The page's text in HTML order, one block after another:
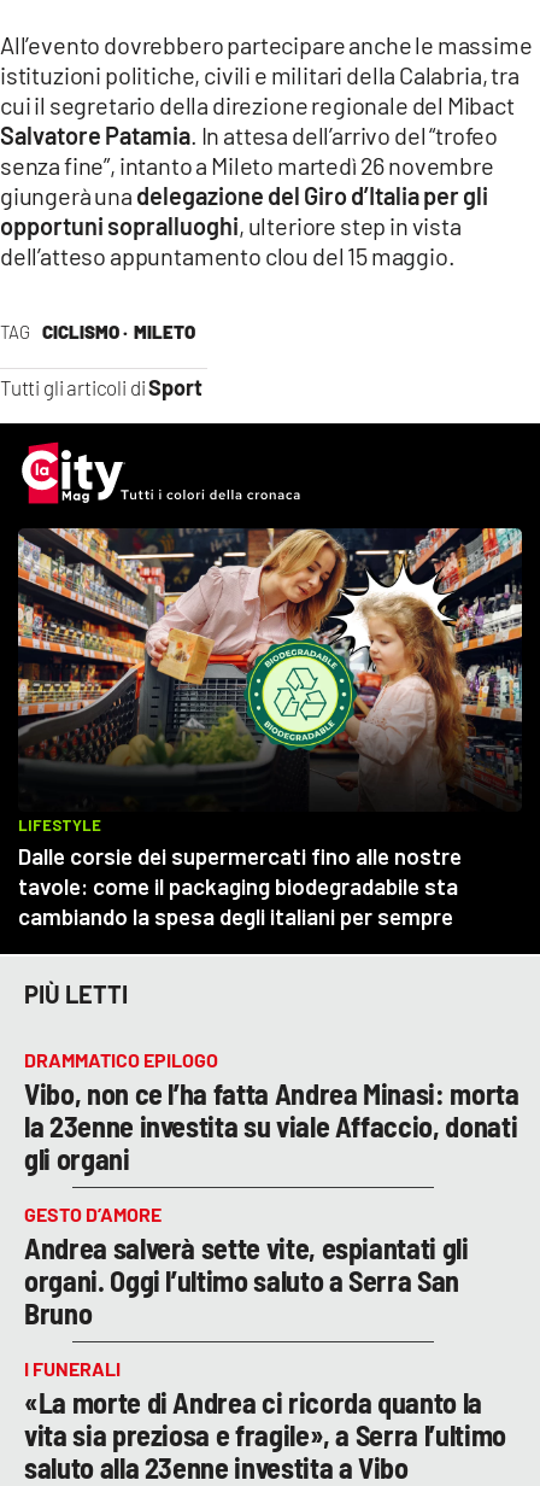
TAG CICLISMO · MILETO
Tutti gli articoli diSport
All’evento dovrebbero partecipare anche le massime
istituzioni politiche, civili e militari della Calabria, tra
cui il segretario della direzione regionale del Mibact
Salvatore Patamia . In attesa dell’arrivo del “trofeo
senza fine”, intanto a Mileto martedì 26 novembre
giungerà una delegazione del Giro d’Italia per gli
opportuni sopralluoghi, ulteriore step in vista
dell’atteso appuntamento clou del 15 maggio.
PIÙ LETTI
DRAMMATICO EPILOGO
Vibo, non ce l’ha fatta Andrea Minasi: morta
la 23enne investita su viale Affaccio, donati
gli organi
GESTO D’AMORE
Andrea salverà sette vite, espiantati gli
organi. Oggi l’ultimo saluto a Serra San
Bruno
I FUNERALI
«La morte di Andrea ci ricorda quanto la
vita sia preziosa e fragile», a Serra l’ultimo
saluto alla 23enne investita a Vibo